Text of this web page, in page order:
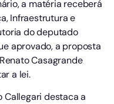
a matéria receberá
Infraestrutura e
do deputado
aprovado, a proposta
Casagrande
a lei.
Callegari destaca a